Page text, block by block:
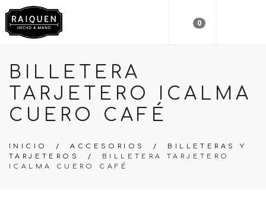
0
BILLETERA
TARJETERO ICALMA
CUERO CAFÉ
INICIO /ACCESORIOS / BILLETERAS Y
TARJETEROS
/ BILLETERA TARJETERO
ICALMA CUERO CAFÉ